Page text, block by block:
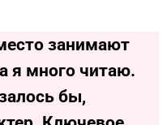
занимают
я много читаю.
бы,